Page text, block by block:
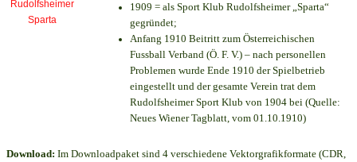
1909 = als Sport Klub Rudolfsheimer „Sparta“
gegründet;
Anfang 1910 Beitritt zum Österreichischen
Fussball Verband (Ö. F. V.) – nach personellen
Problemen wurde Ende 1910 der Spielbetrieb
eingestellt und der gesamte Verein trat dem
Rudolfsheimer Sport Klub von 1904 bei (Quelle:
Neues Wiener Tagblatt, vom 01.10.1910)
Download: Im Downloadpaket sind 4 verschiedene Vektorgrafikformate (CDR,